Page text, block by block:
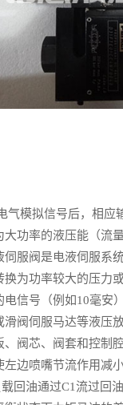
模拟信号后，相应
功率的液压能（流
服阀是电液伺服系统
功率较大的压力
信号（例如10毫
阀伺服马达等液压
芯、阀套和控制
边喷嘴节流作用减
回油通过C1流过